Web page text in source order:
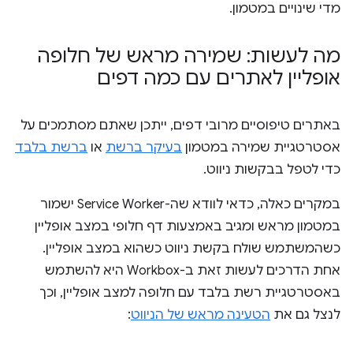
מדי שינויים במטמון.
מה לעשות: שמירה מראש של חלופה
אופליין לאתרים עם כמה דפים
באתרים טיפוסיים מרובי דפים, ייתכן שאתם מסתמכים על
אסטרטגיית שמירה במטמון בעיקר ברשת או ברשת בלבד
כדי לטפל בבקשות ניווט.
במקרים כאלה, כדאי לוודא שה-Service Worker ישמור
במטמון מראש ומגיב באמצעות דף חלופי במצב אופליין
כשהמשתמש שולח בקשת ניווט כשהוא במצב אופליין.
אחת הדרכים לעשות זאת ב-Workbox היא להשתמש
באסטרטגיית רשת בלבד עם חלופה למצב אופליין, וכך
לנצל גם את הטעינה מראש של הניווט: